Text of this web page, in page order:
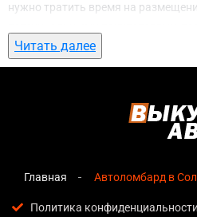
нужно тратить время на
ожидание. С нами вы можете
район, Киеввсего за 1 день.
автоломбард в
озвучивается сразу после
Прозрачные условия— все
Читать далее
Главная Автоломбард в
Политика конфиденциальности